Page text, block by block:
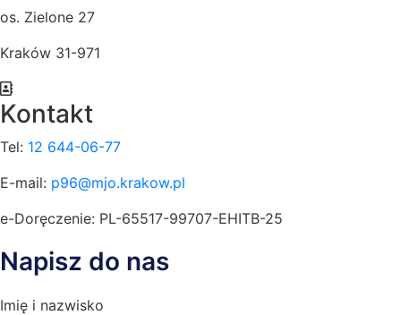
os. Zielone 27
Kraków 31-971
Kontakt
Tel: 12 644-06-77
E-mail: p96@mjo.krakow.pl
e-Doręczenie: PL-65517-99707-EHITB-25
Napisz do nas
Imię i nazwisko